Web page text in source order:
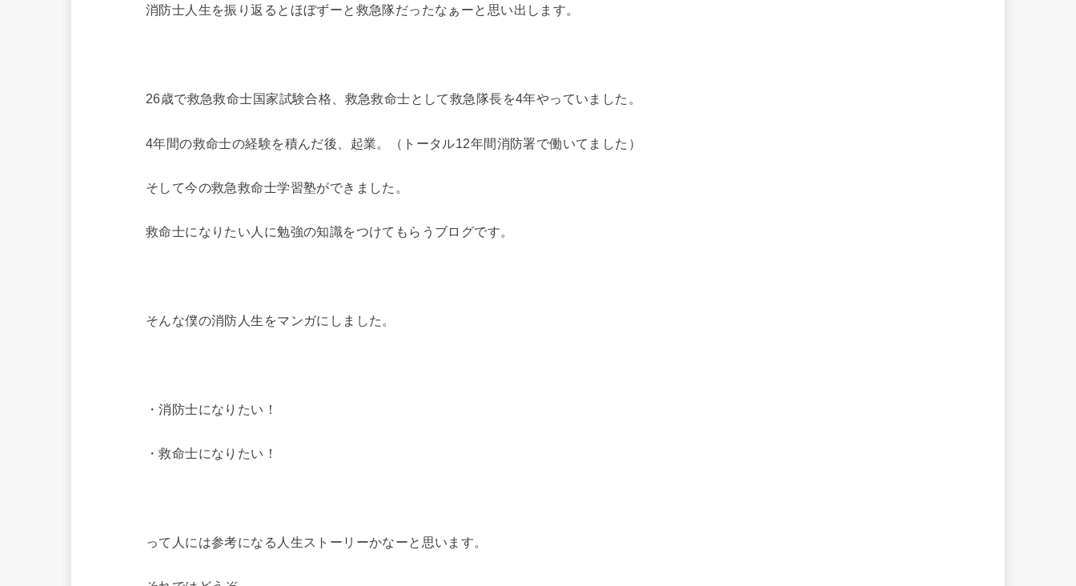
消防士人生を振り返るとほぼずーと救急隊だったなぁーと思い出します。
26歳で救急救命士国家試験合格、救急救命士として救急隊長を4年やっていました。
4年間の救命士の経験を積んだ後、起業。（トータル12年間消防署で働いてました）
そして今の救急救命士学習塾ができました。
救命士になりたい人に勉強の知識をつけてもらうブログです。
そんな僕の消防人生をマンガにしました。
・消防士になりたい！
・救命士になりたい！
って人には参考になる人生ストーリーかなーと思います。